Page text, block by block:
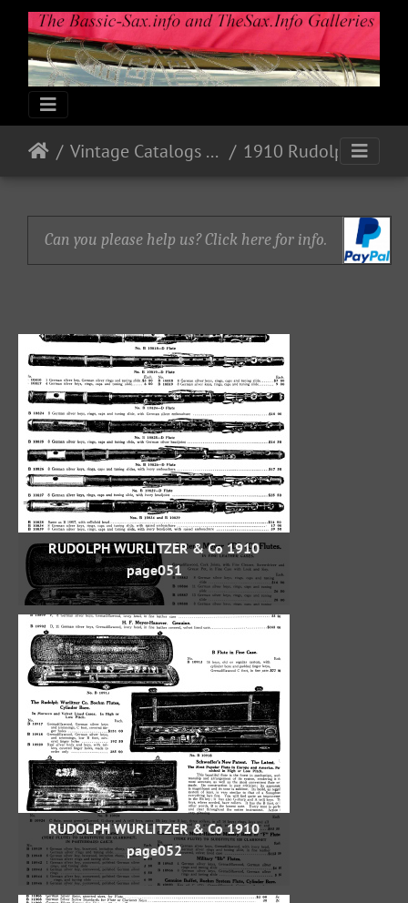
Vintage Catalogs & Ads
Can you please help us? Click here for info.
RUDOLPH WURLITZER & Co 1910
page051
RUDOLPH WURLITZER & Co 1910
page052